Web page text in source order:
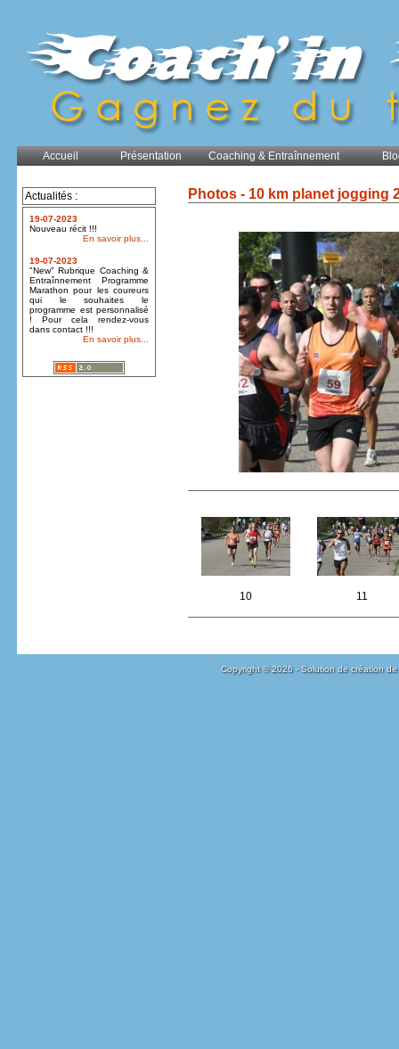
Accueil Présentation Coaching & Entraînnement
Actualités :
19-07-2023
Nouveau récit !!!
En savoir plus...
19-07-2023
"New" Rubrique Coaching &
Entraînnement Programme
Marathon pour les coureurs
qui le souhaites le
programme est personnalisé
! Pour cela rendez-vous
dans contact !!!
En savoir plus...
Photos - 10 km planet jogging
10 11
Copyright © 2026 - Solution de création